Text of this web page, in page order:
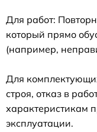
Для работ:
который прямо
(например,
Для
строя, отказ в
характеристикам
эксплуатации.